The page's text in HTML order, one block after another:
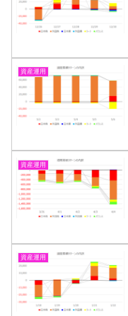
資産運用
資産運用
資産運用